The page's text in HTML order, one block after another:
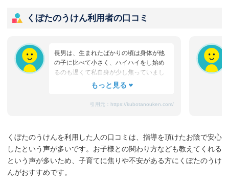
くぼたのうけん利用者の口コミ
長男は、生まれたばかりの頃は身体が他
の子に比べて小さく、ハイハイをし始め
るのも遅くて私自身が少し焦っていまし
た。でもカヨ子先生をはじめとした周り
っきり褒めてくれて、まだできないとき
母さんがいてくれるみたい。「そんなに
慌てて子育てしなくていいんだ」と安心
させてくれる場所なんです。
それから、教室では「くぼたのうけんは
お母さんのための教室です」と先生たち
引用元： https://kubotanouken.com/
くぼたのうけんを利用した人の口コミは、指導を頂けたお陰で安心
したという声が多いです。お子様との関わり方なども教えてくれる
という声が多いため、子育てに焦りや不安がある方にくぼたのうけ
んがおすすめです。